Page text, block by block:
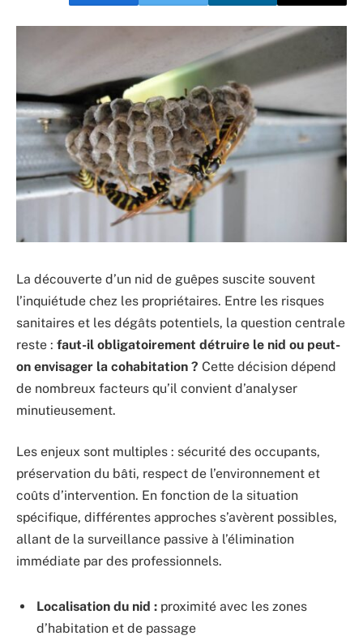
La découverte d’un nid de guêpes suscite souvent
l’inquiétude chez les propriétaires. Entre les risques
sanitaires et les dégâts potentiels, la question centrale
reste : faut-il obligatoirement détruire le nid ou peut-
on envisager la cohabitation ? Cette décision dépend
de nombreux facteurs qu’il convient d’analyser
minutieusement.
Les enjeux sont multiples : sécurité des occupants,
préservation du bâti, respect de l’environnement et
coûts d’intervention. En fonction de la situation
spécifique, différentes approches s’avèrent possibles,
allant de la surveillance passive à l’élimination
immédiate par des professionnels.
Localisation du nid : proximité avec les zones
d’habitation et de passage